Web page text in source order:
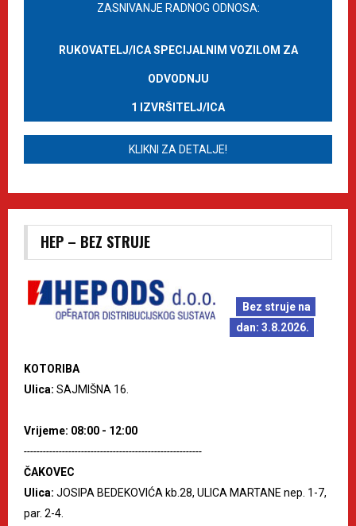
ZASNIVANJE RADNOG ODNOSA:
RUKOVATELJ/ICA SPECIJALNIM VOZILOM ZA
ODVODNJU
1 IZVRŠITELJ/ICA
KLIKNI ZA DETALJE!
HEP – BEZ STRUJE
Bez struje na
dan: 3.8.2026.
KOTORIBA
Ulica: SAJMIŠNA 16.
Vrijeme: 08:00 - 12:00
--------------------------------------------------------
ČAKOVEC
Ulica: JOSIPA BEDEKOVIĆA kb.28, ULICA MARTANE nep. 1-7,
par. 2-4.